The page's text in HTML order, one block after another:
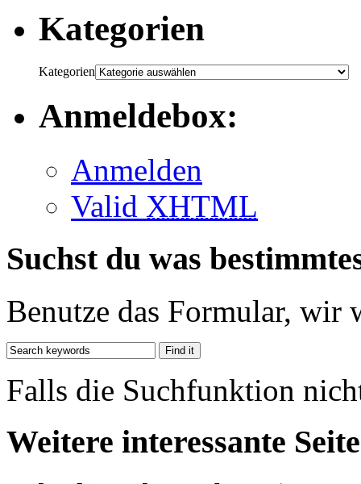
Kategorien
Kategorien
Anmeldebox:
Anmelden
Valid XHTML
Suchst du was
Benutze das Formular, wir
Falls die Suchfunktion
Weitere interessante